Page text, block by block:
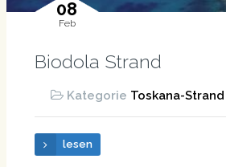
08
Feb
Biodola Strand
Kategorie Toskana-
lesen